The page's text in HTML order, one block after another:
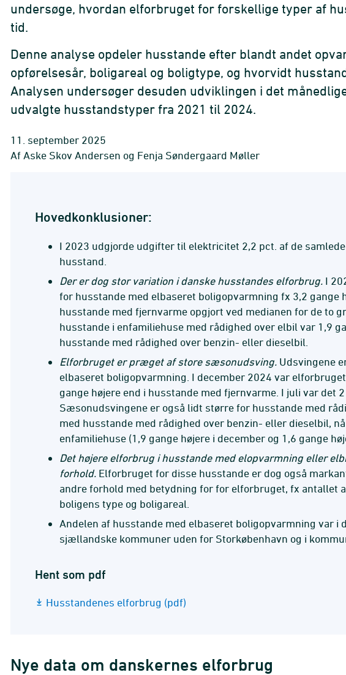
undersøge, hvordan elforbruget for forskellige typer af
tid.
Denne analyse opdeler husstande efter blandt andet
opførelsesår, boligareal og boligtype, og hvorvidt
Analysen undersøger desuden udviklingen i det
udvalgte husstandstyper fra 2021 til 2024.
11. september 2025
Af Aske Skov Andersen og Fenja Søndergaard Møller
Hovedkonklusioner:
I 2023 udgjorde udgifter til elektricitet 2,2 pct. af de
husstand.
Der er dog stor variation i danske husstandes elforbrug. I
for husstande med elbaseret boligopvarmning fx 3,2 gange
husstande med fjernvarme opgjort ved medianen for de to
husstande i enfamiliehuse med rådighed over elbil var 1,9
husstande med rådighed over benzin- eller dieselbil.
Elforbruget er præget af store sæsonudsving. Udsvingene
elbaseret boligopvarmning. I december 2024 var
gange højere end i husstande med fjernvarme. I juli var det 2
Sæsonudsvingene er også lidt større for husstande med
med husstande med rådighed over benzin- eller dieselbil,
enfamiliehuse (1,9 gange højere i december og 1,6 gange
Det højere elforbrug i husstande med elopvarmning eller
forhold. Elforbruget for disse husstande er dog også
andre forhold med betydning for for elforbruget, fx antallet
boligens type og boligareal.
Andelen af husstande med elbaseret boligopvarmning var i
sjællandske kommuner uden for Storkøbenhavn og i
Hent som pdf
Husstandenes elforbrug (pdf)
Nye data om danskernes elforbrug